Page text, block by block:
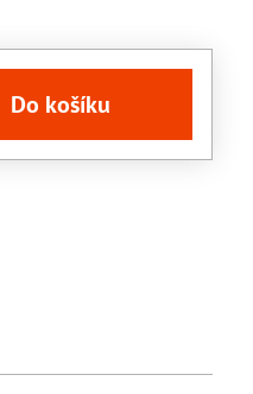
Do košíku